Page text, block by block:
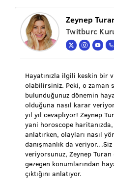
Zeynep
Twitburc
Hayatınızla ilgili keskin bir
olabilirsiniz. Peki, o zaman
bulunduğunuz dönemin
olduğuna nasıl karar
yıl yıl cevaplıyor! Zeynep
yani horoscope
anlatırken, olayları nasıl
danışmanlık da
veriyorsunuz, Zeynep Turan
gezegen konumlarından
çıktığını anlatıyor.